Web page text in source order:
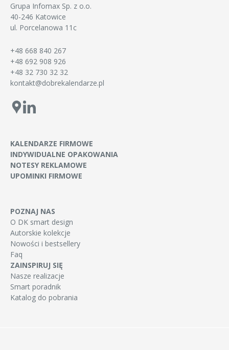
Grupa Infomax Sp. z o.o.
40-246 Katowice
ul. Porcelanowa 11c
+48 668 840 267
+48 692 908 926
+48 32 730 32 32
kontakt@dobrekalendarze.pl
KALENDARZE FIRMOWE
INDYWIDUALNE OPAKOWANIA
NOTESY REKLAMOWE
UPOMINKI FIRMOWE
POZNAJ NAS
O DK smart design
Autorskie kolekcje
Nowości i bestsellery
Faq
ZAINSPIRUJ SIĘ
Nasze realizacje
Smart poradnik
Katalog do pobrania